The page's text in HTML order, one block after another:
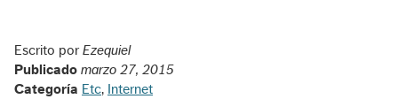
Escrito porEzequiel
Publicado marzo 27, 2015
Categoría Etc, Internet